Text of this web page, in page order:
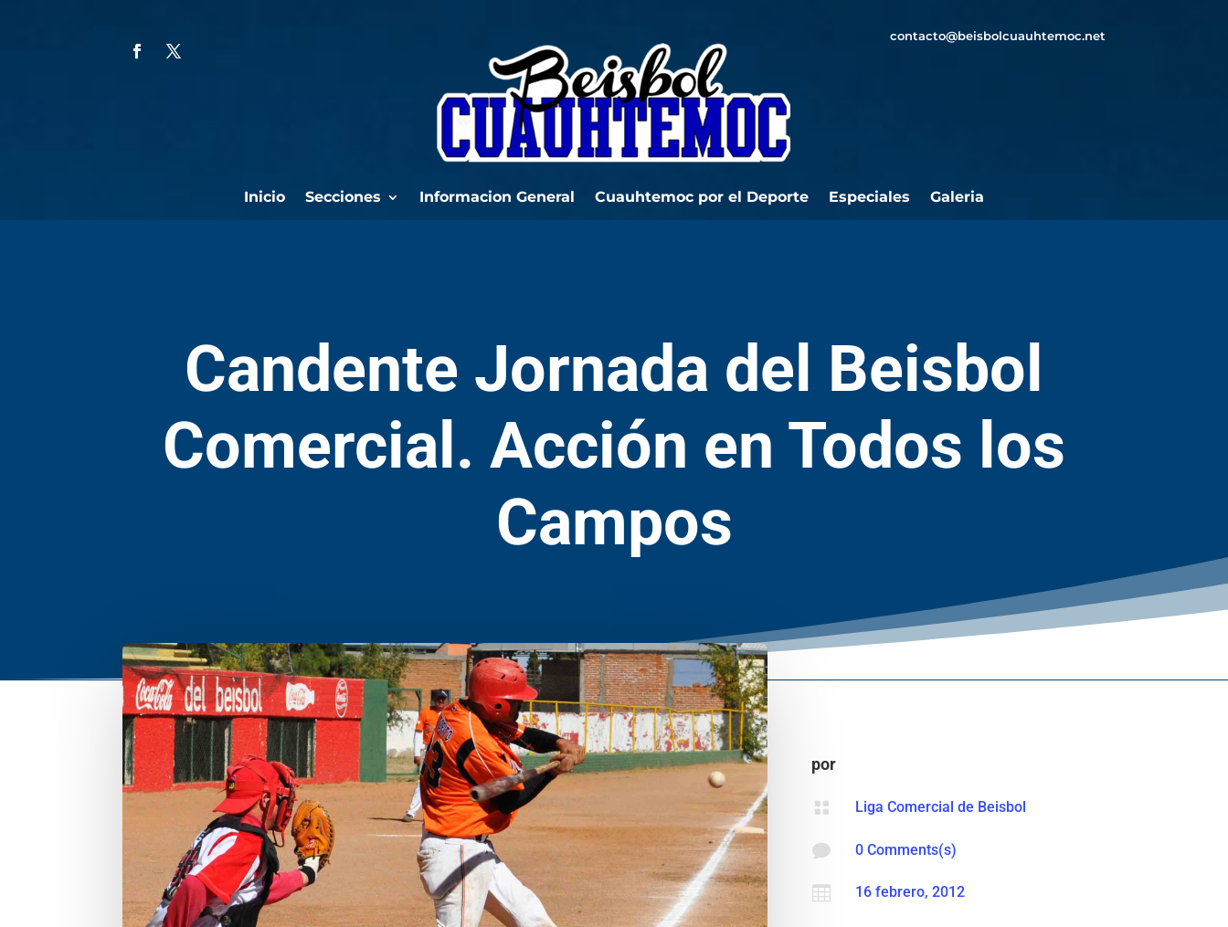
contacto@beisbolcuauhtemoc.net
Inicio Secciones Informacion General Cuauhtemoc por el Deporte Especiales Galeria
Candente Jornada del Beisbol
Comercial. Acción en Todos los
Campos
por
 Liga Comercial de Beisbol
 0 Comments(s)
 16 febrero, 2012